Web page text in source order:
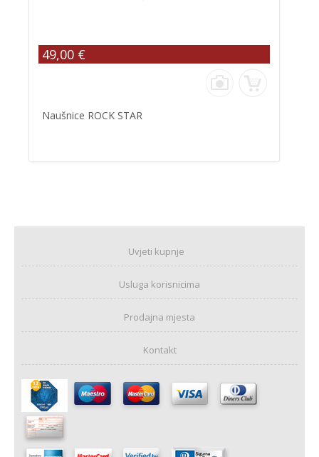
49,00 €
Naušnice ROCK STAR
Uvjeti kupnje
Usluga korisnicima
Prodajna mjesta
Kontakt